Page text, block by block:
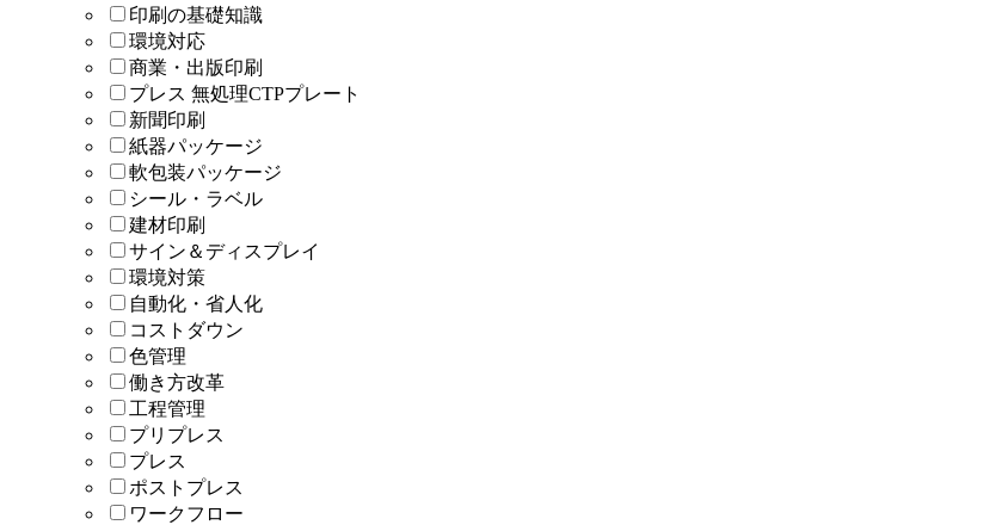
印刷の基礎知識
環境対応
商業・出版印刷
プレス 無処理CTPプレート
新聞印刷
紙器パッケージ
軟包装パッケージ
シール・ラベル
建材印刷
サイン＆ディスプレイ
環境対策
自動化・省人化
コストダウン
色管理
働き方改革
工程管理
プリプレス
プレス
ポストプレス
ワークフロー